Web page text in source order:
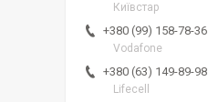
Київстар
+380 (99) 158-78-36
Vodafone
+380 (63) 149-89-98
Lifecell